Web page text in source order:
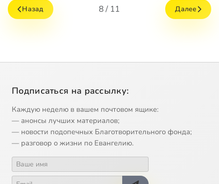
Назад 8 / 11 Далее
Подписаться на рассылку:
Каждую неделю в вашем почтовом ящике:
— анонсы лучших материалов;
— новости подопечных Благотворительного фонда;
— разговор о жизни по Евангелию.